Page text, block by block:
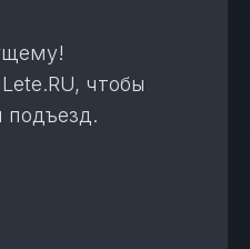
чтобы
подъезд.